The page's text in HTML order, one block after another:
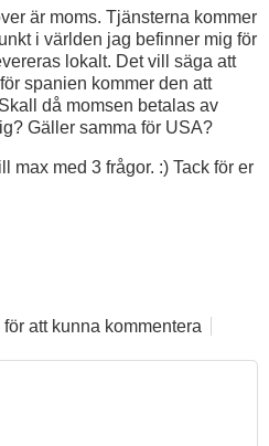
är moms. Tjänsterna kommer
i världen jag befinner mig för
lokalt. Det vill säga att
spanien kommer den att
då momsen betalas av
Gäller samma för USA?
max med 3 frågor. :) Tack för er
för att kunna kommentera